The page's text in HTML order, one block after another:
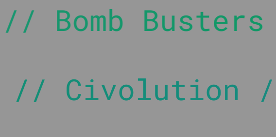
// Spirit
// Beyond